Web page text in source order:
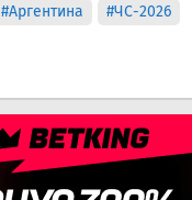
#Аргентина #ЧС-2026